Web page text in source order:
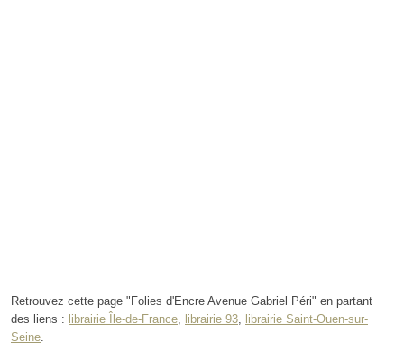
Retrouvez cette page "Folies d'Encre Avenue Gabriel Péri" en partant
des liens : librairie Île-de-France librairie 93 librairie Saint-Ouen-sur-
Seine